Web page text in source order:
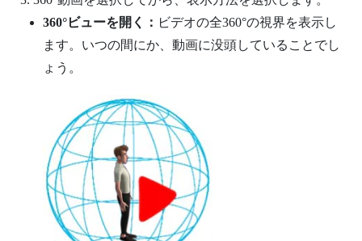
360°ビューを開く： ビデオの全360°の視界を表示し
ます。いつの間にか、動画に没頭していることでし
ょう。